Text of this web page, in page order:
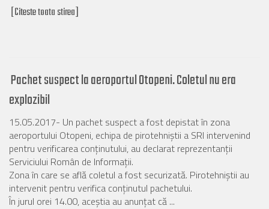
[Citeste toata stirea]
Pachet suspect la aeroportul Otopeni. Coletul nu era
explozibil
15.05.2017- Un pachet suspect a fost depistat în zona
aeroportului Otopeni, echipa de pirotehniştii a SRI intervenind
pentru verificarea conţinutului, au declarat reprezentanţii
Serviciului Român de Informaţii.
Zona în care se află coletul a fost securizată. Pirotehniştii au
intervenit pentru verifica conţinutul pachetului.
În jurul orei 14.00, aceştia au anunţat că ...